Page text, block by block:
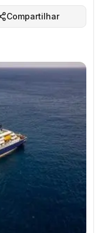
Compartilhar